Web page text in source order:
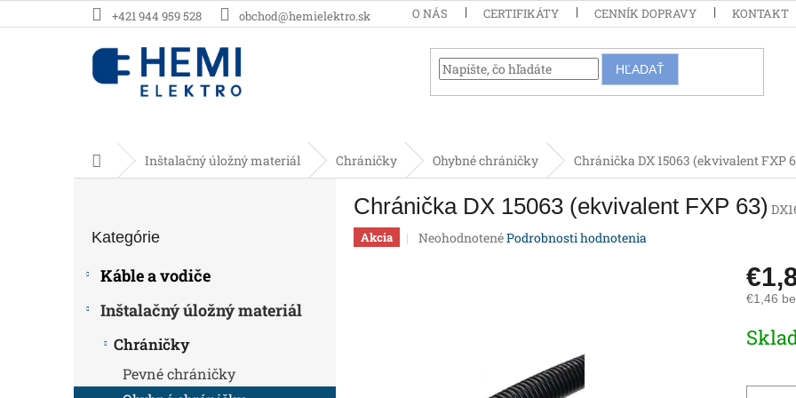
na
+421 944 959 528 obchod@hemielektro.sk O NÁS CERTIFIKÁTY CENNÍK DOPRAVY KONTAKT
HĽADAŤ
DomovInštalačný úložný materiál Chráničky Ohybné chráničky Chránička DX 15063 (ekvivalent FXP
kategórie
Kategórie
Káble a vodiče
Inštalačný úložný materiál
Chráničky
Pevné chráničky
Chránička DX 15063 (ekvivalent FXP 63)
Akcia
Priemerné
NeohodnotenéPodrobnosti hodnotenia
€1,46
cena: